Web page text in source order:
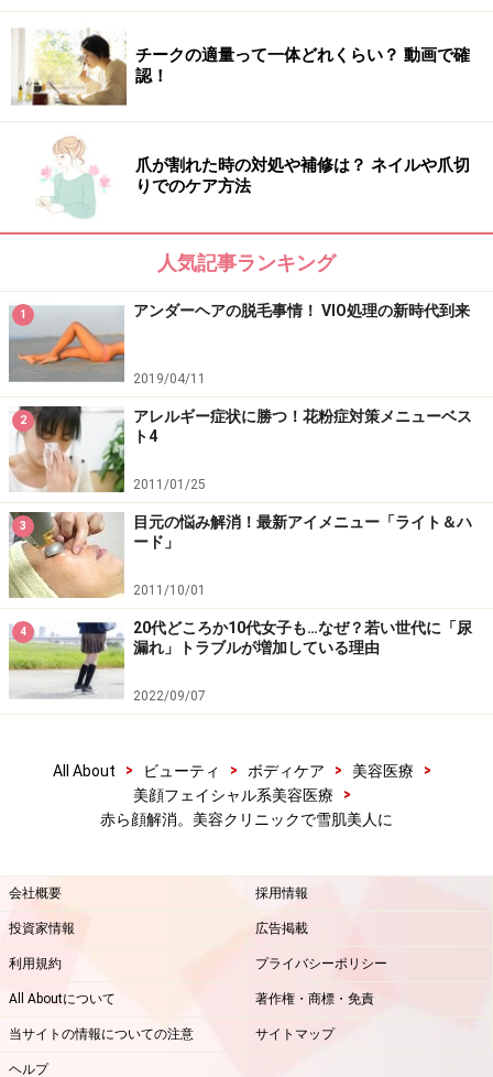
チークの適量って一体どれくらい？ 動画で確
認！
爪が割れた時の対処や補修は？ ネイルや爪切
りでのケア方法
人気記事ランキング
1 アンダーヘアの脱毛事情！ VIO処理の新時代到来
2019/04/11
2
アレルギー症状に勝つ！花粉症対策メニューベス
ト4
2011/01/25
3
目元の悩み解消！最新アイメニュー「ライト＆ハ
ード」
2011/10/01
4
20代どころか10代女子も…なぜ？若い世代に「尿
漏れ」トラブルが増加している理由
2022/09/07
All About > ビューティ > ボディケア > 美容医療
>
美顔フェイシャル系美容医療
>
赤ら顔解消。美容クリニックで雪肌美人に
会社概要 採用情報
投資家情報 広告掲載
利用規約 プライバシーポリシー
All Aboutについて 著作権・商標・免責
当サイトの情報についての注意 サイトマップ
ヘルプ